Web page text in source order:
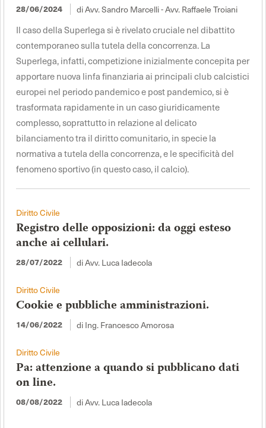
28/06/2024 di Avv. Sandro Marcelli - Avv. Raffaele Troiani
Il caso della Superlega si è rivelato cruciale nel dibattito
contemporaneo sulla tutela della concorrenza. La
Superlega, infatti, competizione inizialmente concepita per
apportare nuova linfa finanziaria ai principali club calcistici
europei nel periodo pandemico e post pandemico, si è
trasformata rapidamente in un caso giuridicamente
complesso, soprattutto in relazione al delicato
bilanciamento tra il diritto comunitario, in specie la
normativa a tutela della concorrenza, e le specificità del
fenomeno sportivo (in questo caso, il calcio).
Diritto Civile
Registro delle opposizioni: da oggi esteso
anche ai cellulari.
28/07/2022 di Avv. Luca Iadecola
Diritto Civile
Cookie e pubbliche amministrazioni.
14/06/2022 di Ing. Francesco Amorosa
Diritto Civile
Pa: attenzione a quando si pubblicano dati
on line.
08/08/2022 di Avv. Luca Iadecola